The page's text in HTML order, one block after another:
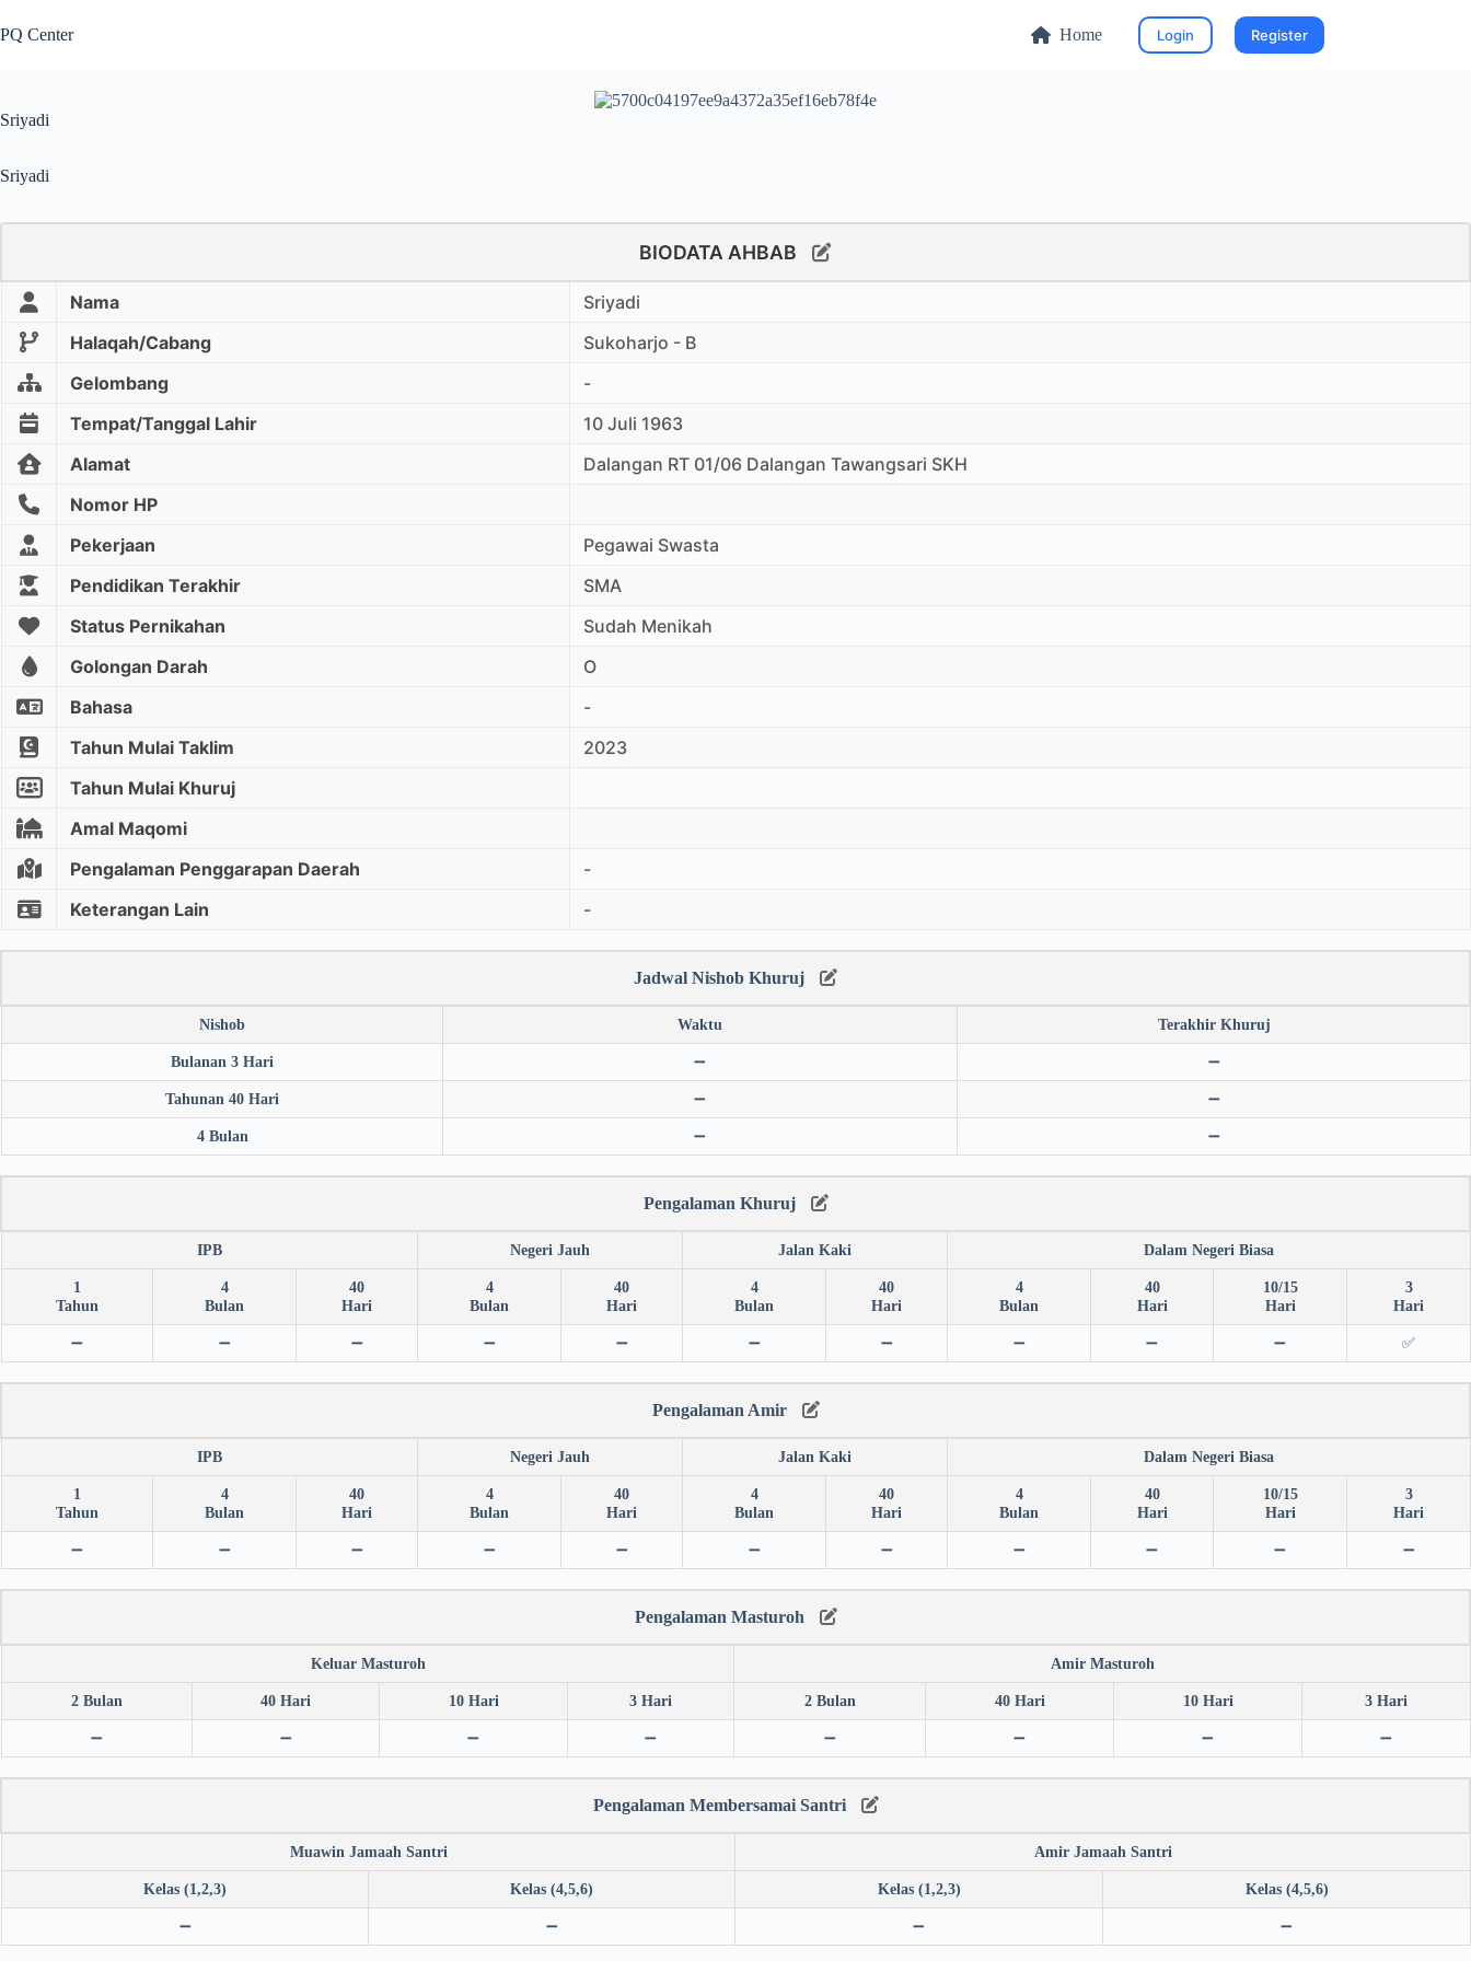
PQ Center Home Login Register
Sriyadi
Sriyadi
BIODATA AHBAB
Nama
Sriyadi
Halaqah/Cabang
Sukoharjo - B
Gelombang
-
Tempat/Tanggal Lahir
10 Juli 1963
Alamat
Dalangan RT 01/06 Dalangan Tawangsari SKH
Nomor HP
Pekerjaan
Pegawai Swasta
Pendidikan Terakhir
SMA
Status Pernikahan
Sudah Menikah
Golongan Darah
O
Bahasa
-
Tahun Mulai Taklim
2023
Tahun Mulai Khuruj
Amal Maqomi
Pengalaman Penggarapan Daerah
-
Keterangan Lain
-
Jadwal Nishob Khuruj
Nishob Waktu Terakhir Khuruj
Bulanan 3 Hari ➖ ➖
Tahunan 40 Hari ➖ ➖
4 Bulan ➖ ➖
Pengalaman Khuruj
IPB Negeri Jauh Jalan Kaki Dalam Negeri Biasa
1
Tahun
4
Bulan
40
Hari
4
Bulan
40
Hari
4
Bulan
40
Hari
4
Bulan
40
Hari
10/15
Hari
3
Hari
➖ ➖ ➖ ➖ ➖ ➖ ➖ ➖ ➖ ➖ ✅
Pengalaman Amir
IPB Negeri Jauh Jalan Kaki Dalam Negeri Biasa
1
Tahun
4
Bulan
40
Hari
4
Bulan
40
Hari
4
Bulan
40
Hari
4
Bulan
40
Hari
10/15
Hari
3
Hari
➖ ➖ ➖ ➖ ➖ ➖ ➖ ➖ ➖ ➖ ➖
Pengalaman Masturoh
Keluar Masturoh Amir Masturoh
2 Bulan 40 Hari 10 Hari 3 Hari 2 Bulan 40 Hari 10 Hari 3 Hari
➖ ➖ ➖ ➖ ➖ ➖ ➖ ➖
Pengalaman Membersamai Santri
Muawin Jamaah Santri Amir Jamaah Santri
Kelas (1,2,3) Kelas (4,5,6) Kelas (1,2,3) Kelas (4,5,6)
➖ ➖ ➖ ➖